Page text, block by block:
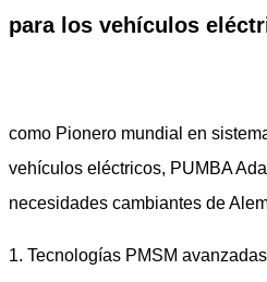
para los vehículos
como ​ Pionero mundial en
vehículos eléctricos, ​ PUMBA
necesidades cambiantes de
1. Tecnologías PMSM avanzadas